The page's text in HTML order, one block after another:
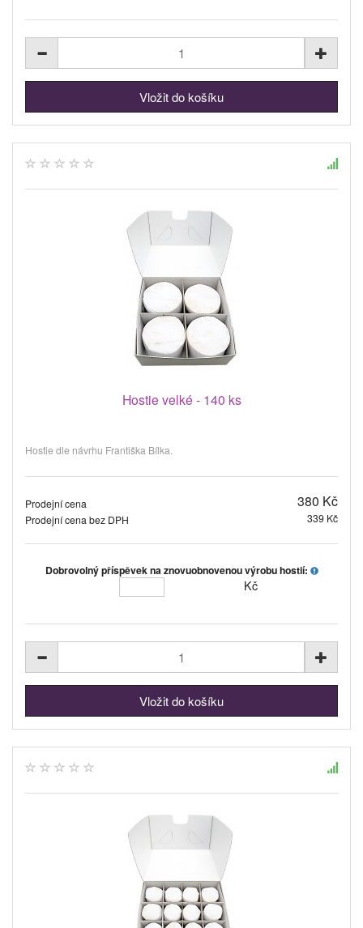
Hostie velké - 140 ks
Hostie dle návrhu Františka Bílka.
Prodejní cena 380 Kč
Prodejní cena bez DPH 339 Kč
Dobrovolný příspěvek na znovuobnovenou výrobu hostií:
Kč